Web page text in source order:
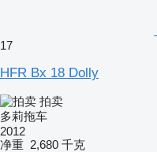
17
HFR Bx 18 Dolly
拍卖
多莉拖车
2012
净重 2,680 千克